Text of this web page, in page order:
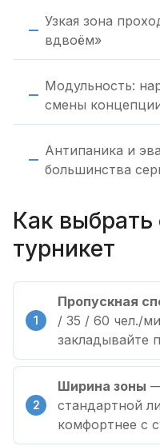
Узкая зона
вдвоём»
Модульность:
смены
Антипаника и
большинства
Как выбрать
турникет
Пропускная
/ 35 / 60 чел./
закладывайте
Ширина зоны
стандартной
комфортнее с